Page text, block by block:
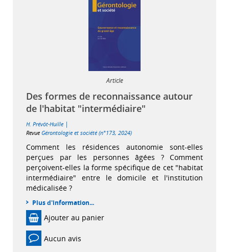
Article
Des formes de reconnaissance autour
de l'habitat "intermédiaire"
H. Prévôt-Huille |
Revue Gérontologie et société (n°173, 2024)
Comment les résidences autonomie sont-elles
perçues par les personnes âgées ? Comment
perçoivent-elles la forme spécifique de cet "habitat
intermédiaire" entre le domicile et l'institution
médicalisée ?
Plus d'information...
Ajouter au panier
Aucun avis